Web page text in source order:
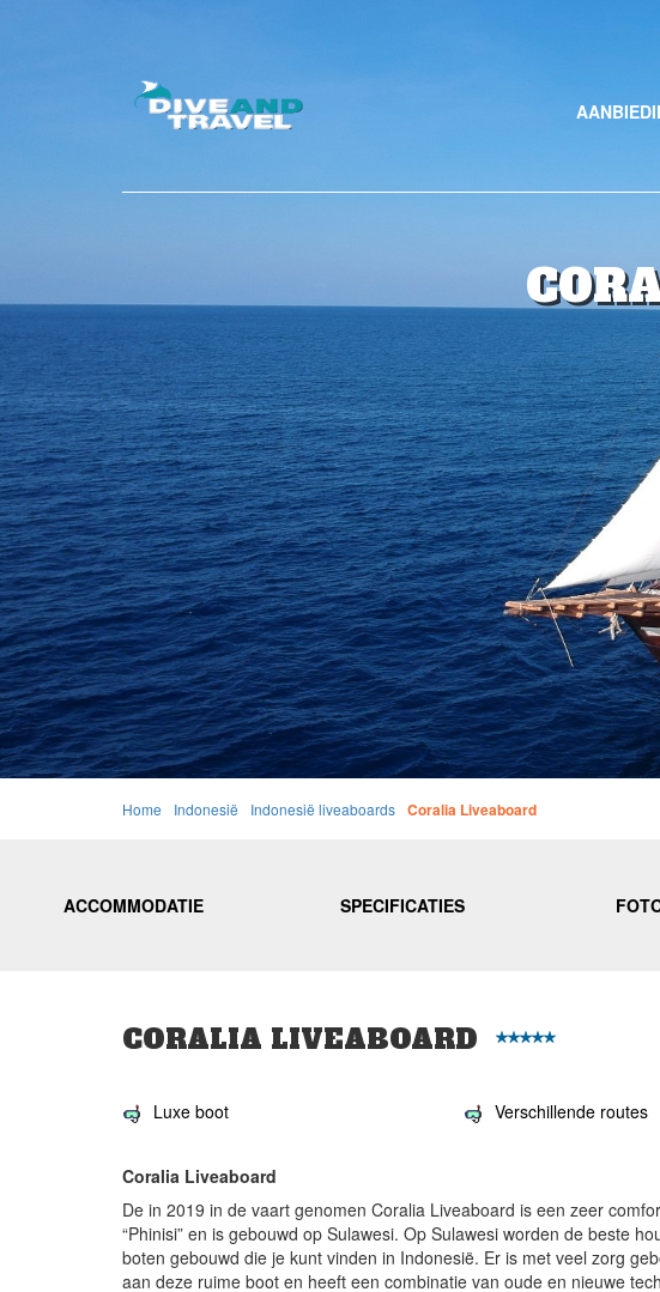
Home Indonesië Indonesië liveaboards Coralia Liveaboard
ACCOMMODATIE SPECIFICATIES
CORALIA LIVEABOARD
Luxe boot Verschillende routes
Coralia Liveaboard
De in 2019 in de vaart genomen Coralia Liveaboard is een zeer
“Phinisi” en is gebouwd op Sulawesi. Op Sulawesi worden de beste
boten gebouwd die je kunt vinden in Indonesië. Er is met veel zorg
aan deze ruime boot en heeft een combinatie van oude en nieuwe